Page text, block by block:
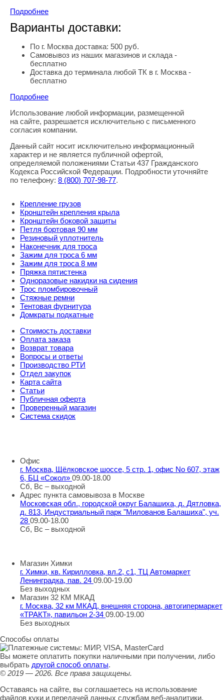
Подробнее
Варианты доставки:
По г. Москва доставка: 500 руб.
Самовывоз из наших магазинов и склада -
бесплатно
Доставка до терминала любой ТК в г. Москва -
бесплатно
Подробнее
Правовая информация
Использование любой информации, размещенной
на сайте, разрешается исключительно с письменного
согласия компании.
Данный сайт носит исключительно информационный
характер и не является публичной офертой,
определяемой положениями Статьи 437 Гражданского
Кодекса Российской Федерации. Подробности уточняйте
по телефону: 8 (800) 707-98-77.
Крепление грузов
Кронштейн крепления крыла
Кронштейн боковой защиты
Петля бортовая 90 мм
Резиновый уплотнитель
Наконечник для троса
Зажим для троса 6 мм
Зажим для троса 8 мм
Пряжка пятистенка
Одноразовые накидки на сидения
Трос пломбировочный
Стяжные ремни
Тентовая фурнитура
Домкраты подкатные
Стоимость доставки
Оплата заказа
Возврат товара
Вопросы и ответы
Производство РТИ
Отдел закупок
Карта сайта
Статьи
Публичная оферта
Проверенный магазин
Система скидок
Офис
г. Москва, Щёлковское шоссе, 5 стр. 1, офис No 607, этаж
6, БЦ «Сокол» 09.00-18.00
Сб, Вс – выходной
Адрес пункта самовывоза в Москве
Московская обл., городской округ Балашиха, д. Дятловка,
д. 813, Индустриальный парк "Милованов Балашиха", уч.
28 09.00-18.00
Сб, Вс – выходной
Магазин Химки
г. Химки, кв. Кирилловка, вл.2, с1, ТЦ Автомаркет
Ленинградка, пав. 24 09.00-19.00
Без выходных
Магазин 32 КМ МКАД
г. Москва, 32 км МКАД, внешняя сторона, автогипермаркет
«ТРАКТ», павильон 2-34 09.00-19.00
Без выходных
Способы оплаты
Вы можете оплатить покупки наличными при получении, либо
выбрать другой способ оплаты.
© 2019 — 2026. Все права защищены.
Оставаясь на сайте, вы соглашаетесь на использование
файлов куки и передачей данных службам веб-аналитики.